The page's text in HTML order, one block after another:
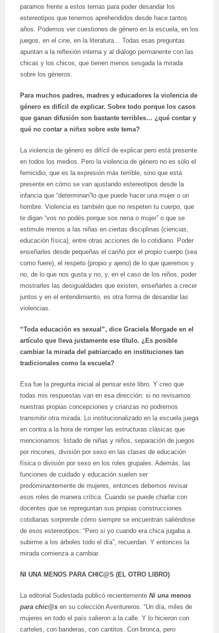
paramos frente a estos temas para poder desandar los
estereotipos que tenemos aprehendidos desde hace tantos
años. Podemos ver cuestiones de género en la escuela, en los
juegos, en el cine, en la literatura… Todas esas preguntas
apuntan a la reflexión interna y al diálogo permanente con las
chicas y los chicos, que tienen menos sesgada la mirada
sobre los géneros.
Para muchos padres, madres y educadores la violencia de
género es difícil de explicar. Sobre todo porque los casos
que ganan difusión son bastante terribles… ¿qué contar y
qué no contar a niñxs sobre este tema?
La violencia de género es difícil de explicar pero está presente
en todos los medios. Pero la violencia de género no es sólo el
femicidio, que es la expresión más terrible, sino que está
presente en cómo se van ajustando estereotipos desde la
infancia que “determinan”lo que puede hacer una mujer o un
hombre. Violencia es también que no respeten tu cuerpo, que
te digan “vos no podés porque sos nena o mujer” o que se
estimule menos a las niñas en ciertas disciplinas (ciencias,
educación física), entre otras acciones de lo cotidiano. Poder
enseñarles desde pequeñas el cariño por el propio cuerpo (sea
como fuere), el respeto (propio y ajeno) de lo que queremos y
no, de lo que nos gusta y no, y, en el caso de los niños, poder
mostrarles las desigualdades que existen, enseñarles a crecer
juntos y en el entendimiento, es otra forma de desandar las
violencias.
“Toda educación es sexual”, dice Graciela Morgade en el
artículo que lleva justamente ese título. ¿Es posible
cambiar la mirada del patriarcado en instituciones tan
tradicionales como la escuela?
Esa fue la pregunta inicial al pensar este libro. Y creo que
todas mis respuestas van en esa dirección: si no revisamos
nuestras propias concepciones y crianzas no podremos
transmitir otra mirada. Lo institucionalizado en la escuela juega
en contra a la hora de romper las estructuras clásicas que
mencionamos: listado de niñas y niños, separación de juegos
por rincones, división por sexo en las clases de educación
física o división por sexo en los roles grupales. Además, las
funciones de cuidado y educación suelen ser
predominantemente de mujeres, entonces debemos revisar
esos roles de manera crítica. Cuando se puede charlar con
docentes que se repreguntan sus propias construcciones
cotidianas sorprende cómo siempre se encuentran saliéndose
de esos estereotipos: “Pero si yo cuando era chica jugaba a
subirme a los árboles todo el día”, recuerdan. Y entonces la
mirada comienza a cambiar.
NI UNA MENOS PARA CHIC@S (EL OTRO LIBRO)
La editorial Sudestada publicó recientementeNi una menos
para chic@sen su colección Aventureros. “Un día, miles de
mujeres en todo el país salieron a la calle. Y lo hicieron con
carteles, con banderas, con cantitos. Con bronca, pero